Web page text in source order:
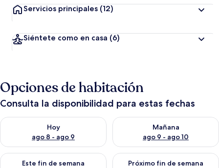
Servicios principales (12)
Siéntete como en casa (6)
Opciones de habitación
Consulta la disponibilidad para estas fechas
Hoy
ago 8 - ago 9
Consulta la disponibilidad para hoy ago 8 - ago 9
Mañana
ago 9 - ago 10
Consulta la disponibilidad
Este fin de semana
Consulta la disponibilidad para este fin de semana ago 14 -
Próximo fin de semana
Consulta la disponibilidad